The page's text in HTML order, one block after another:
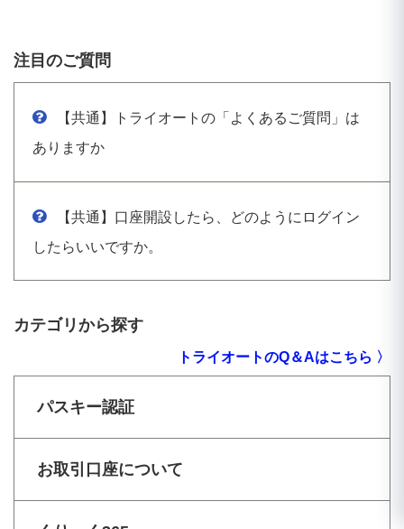
注目のご質問
【共通】トライオートの「よくあるご質問」は
ありますか
【共通】口座開設したら、どのようにログイン
したらいいですか。
カテゴリから探す
トライオートのQ＆Aはこちら 〉
パスキー認証
お取引口座について